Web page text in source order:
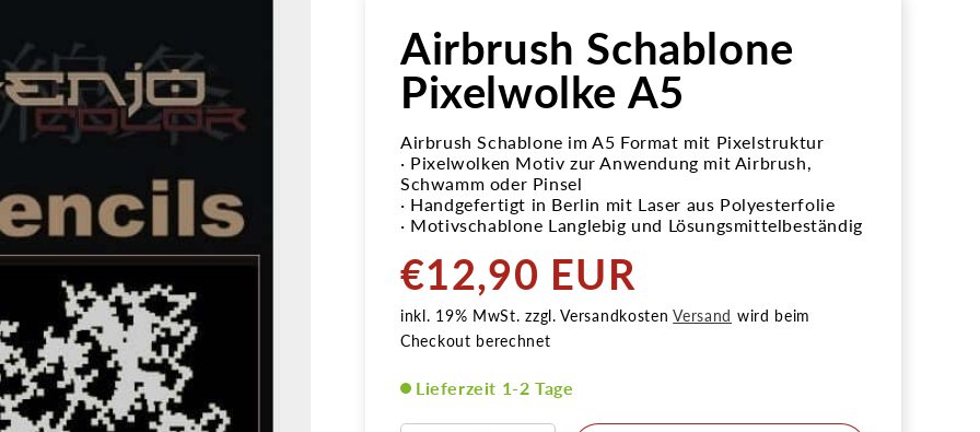
Airbrush Schablone
Pixelwolke A5
Airbrush Schablone im A5 Format mit Pixelstruktur
· Pixelwolken Motiv zur Anwendung mit Airbrush,
Schwamm oder Pinsel
· Handgefertigt in Berlin mit Laser aus Polyesterfolie
· Motivschablone Langlebig und Lösungsmittelbeständig
Normaler
Preis
€12,90 EUR
inkl. 19% MwSt. zzgl. VersandkostenVersand wird beim
Checkout berechnet
Lieferzeit 1-2 Tage